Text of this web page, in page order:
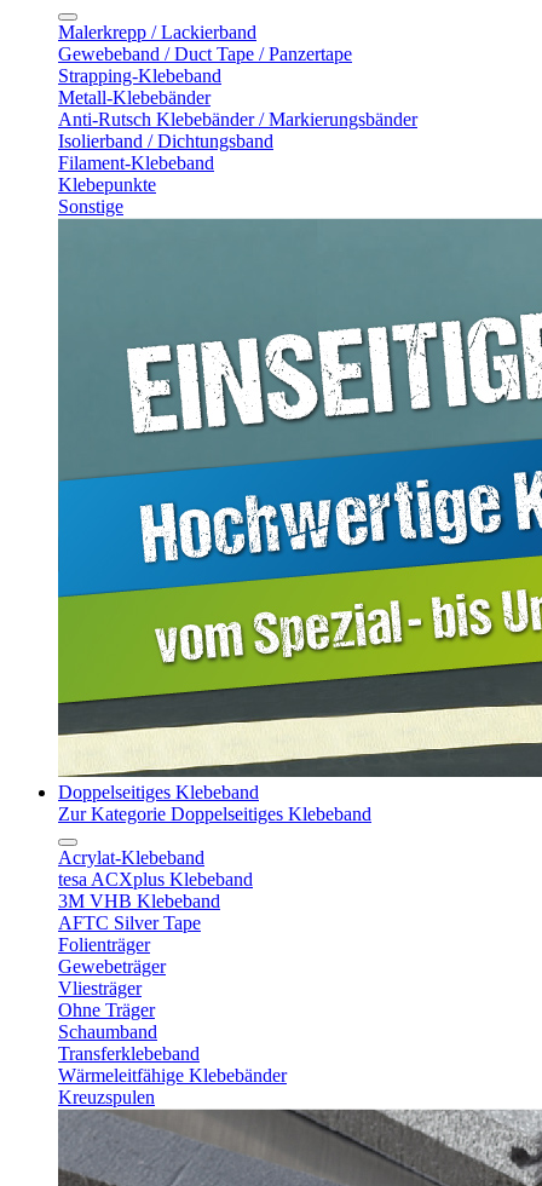
Malerkrepp / Lackierband
Gewebeband / Duct Tape / Panzertape
Strapping-Klebeband
Metall-Klebebänder
Anti-Rutsch Klebebänder / Markierungsbänder
Isolierband / Dichtungsband
Filament-Klebeband
Klebepunkte
Sonstige
Doppelseitiges Klebeband
Zur Kategorie Doppelseitiges Klebeband
Acrylat-Klebeband
tesa ACXplus Klebeband
3M VHB Klebeband
AFTC Silver Tape
Folienträger
Gewebeträger
Vliesträger
Ohne Träger
Schaumband
Transferklebeband
Wärmeleitfähige Klebebänder
Kreuzspulen